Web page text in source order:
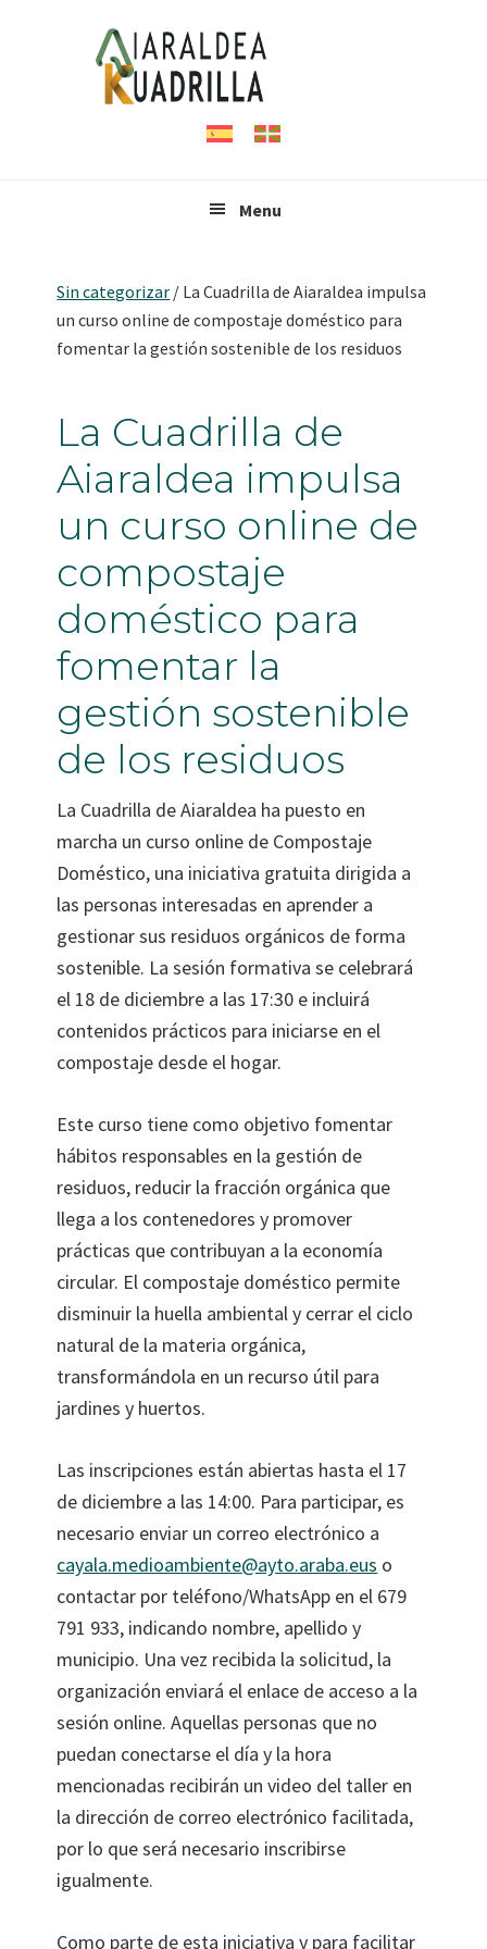
Menu
Sin categorizar / La Cuadrilla de Aiaraldea impulsa
un curso online de compostaje doméstico para
fomentar la gestión sostenible de los residuos
La Cuadrilla de
Aiaraldea impulsa
un curso online de
compostaje
doméstico para
fomentar la
gestión sostenible
de los residuos
La Cuadrilla de Aiaraldea ha puesto en
marcha un curso online de Compostaje
Doméstico, una iniciativa gratuita dirigida a
las personas interesadas en aprender a
gestionar sus residuos orgánicos de forma
sostenible. La sesión formativa se celebrará
el 18 de diciembre a las 17:30 e incluirá
contenidos prácticos para iniciarse en el
compostaje desde el hogar.
Este curso tiene como objetivo fomentar
hábitos responsables en la gestión de
residuos, reducir la fracción orgánica que
llega a los contenedores y promover
prácticas que contribuyan a la economía
circular. El compostaje doméstico permite
disminuir la huella ambiental y cerrar el ciclo
natural de la materia orgánica,
transformándola en un recurso útil para
jardines y huertos.
Las inscripciones están abiertas hasta el 17
de diciembre a las 14:00. Para participar, es
necesario enviar un correo electrónico a
cayala.medioambiente@ayto.araba.eus o
contactar por teléfono/WhatsApp en el 679
791 933, indicando nombre, apellido y
municipio. Una vez recibida la solicitud, la
organización enviará el enlace de acceso a la
sesión online. Aquellas personas que no
puedan conectarse el día y la hora
mencionadas recibirán un video del taller en
la dirección de correo electrónico facilitada,
por lo que será necesario inscribirse
igualmente.
Como parte de esta iniciativa y para facilitar